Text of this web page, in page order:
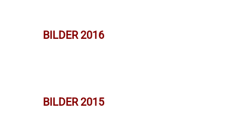
BILDER 2016
BILDER 2015